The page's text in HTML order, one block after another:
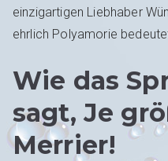
einzigartigen Liebhaber
ehrlich Polyamorie
Wie das
sagt, Je
Merrier!